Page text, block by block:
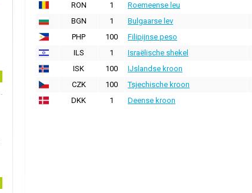
RON
1 Roemeense leu
BGN
1 Bulgaarse lev
PHP
100 Filipijnse peso
ILS
1 Israëlische shekel
ISK
100 IJslandse kroon
CZK
100 Tsjechische kroon
DKK
1 Deense kroon